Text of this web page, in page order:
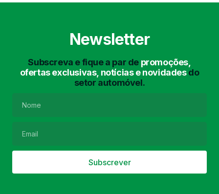
Newsletter
Subscreva e fique a par de promoções,
ofertas exclusivas, notícias e novidadesdo
setor automóvel.
Subscrever
Lavagem de Chassis Matrículas
Filtro de Partículas Óleos